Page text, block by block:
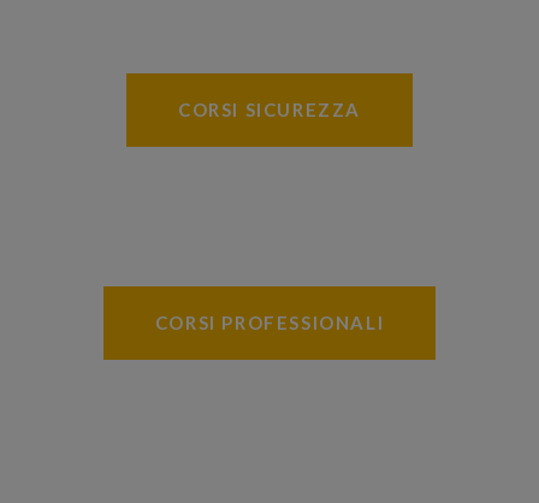
CORSI SICUREZZA
CORSI PROFESSIONALI